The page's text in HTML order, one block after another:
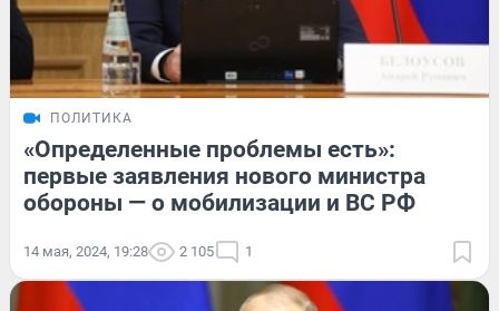
ПОЛИТИКА
«Определенные проблемы есть»:
первые заявления нового министра
обороны — о мобилизации и ВС РФ
14 мая, 2024, 19:28 2 105 1